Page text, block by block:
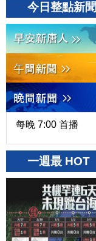
今日整點新聞
每晚 7:00 首播
一週最 HOT